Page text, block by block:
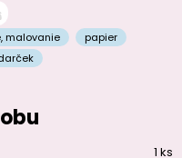
, malovanie
papier
1 ks